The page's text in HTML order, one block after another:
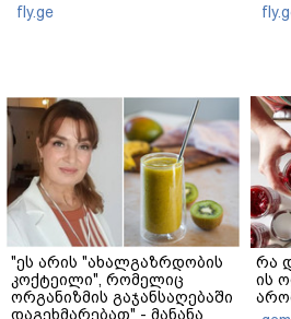
fly.ge
"ეს არის "ახალგაზრდობის
კოქტეილი", რომელიც
ორგანიზმის გაჯანსაღებაში
დაგეხმარებათ" - მანანა
რა
ის